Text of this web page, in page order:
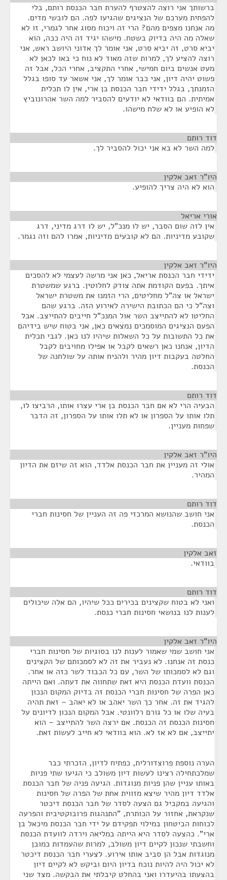
ברשותך אני רוצה להצטרף להערת חבר הכנסת רותם, בלי
להפחית מערכם של הנציגים שהגיעו לפה. הם לובשי מדים.
מה אנחנו מצפים מהם? הרי זה ויכוח מסוג אחר לגמרי, זו לא
שאלה מה היה בדיוק בשטח. מישהו יגיד זה היה ככה, הוא
יביא סרט, זה יביא סרט, אני אומר לך אדוני היושב ראש, אני
רוצה להציע לך, למרות שזה מאוד לא נוח כי באו לכאן לא
מעט אנשים ביום חמישי, אחרי התקציב, אחרי הכל, אבל זה
פשוט יהיה דיון, אני כבר אומר לך, אני אשאר עד סופו בגלל
הזמנתך, בגלל ידידי חבר הכנסת בן ארי, אין לו תכלית
אמיתית. הם בוודאי לא יודעים להסביר למה השר אהרונוביץ
לא הופיע או לא שלח מישהו.
דוד רותם
למה השר לא בא אני יכול להסביר לך.
היו"ר זאב אלקין
הוא לא היה צריך להופיע.
אורי אריאל
אין לזה שום הסבר, יש לו מנכ"ל, יש לו דרג מדיני, דרג
שקובע מדיניות. הם לא קובעים מדיניות, אמרו להם וזה נגמר.
היו"ר זאב אלקין
ידידי חבר הכנסת אריאל, כאן אני מרשה לעצמי לא להסכים
איתך. בפעם הקודמת אתה צודק לחלוטין. ברגע שמשטרת
ישראל או צה"ל מחליטים, הרי הזמנו את משטרת ישראל
וצה"ל כי הם הכתובת הישירה לאירוע הזה. ברגע שהם
החליטו לא להתייצב השר אול המנכ"ל חייבים להתייצב. אבל
הפעם הנציגים המוסמכים נמצאים כאן, אני בטוח שיש בידיהם
את כל התשובות על כל השאלות שיהיו לנו כאן. לגבי תכלית
הדיון, אנחנו כאן רשאים לקבל או אפילו מחויבים לקבל
החלטה בעקבות דיון מהיר ולהניח אותה על שולחנה של
הכנסת.
דוד רותם
הבעיה הרי לא אם חבר הכנסת בן ארי עצרו אותו, הרביצו לו,
תלו אותו על הספרון או לא תלו אותו על הספרון, זה הדבר
שפחות מעניין.
היו"ר זאב אלקין
אולי זה מעניין את חבר הכנסת אלדד, הוא זה שיזם את הדיון
המהיר.
דוד רותם
אני חושב שהנושא המרכזי פה זה העניין של חסינות חברי
הכנסת.
זאב אלקין
בוודאי.
דוד רותם
ואני לא בטוח שקצינים בכירים ככל שיהיו, הם אלה שיכולים
לענות לנו בנושאי חסינות חברי כנסת.
היו"ר זאב אלקין
אני חושב שמי שאמור לענות לנו בסוגיות של חסינות חברי
כנסת זה אנחנו. לא נעביר את זה לא לסמכותם של הקצינים
וגם לא לסמכותו של השר, עם כל הכבוד לשר כזה או אחר.
הכנסת וועדת הכנסת היא זאת שתחווה את דעתה. ואם הייתה
כאן הפרה של חסינות חברי הכנסת זה בדיוק המקום הנכון
להגיד את זה. אחר כך השר יאהב או לא יאהב – זאת תהיה
בעיה שלו או כל גורם רלוונטי. אבל המקום הנכון לדיונים על
חסינות הכנסת זה הכנסת. אם ירצה השר להתייצב – הוא
יתייצב, אם לא אז לא. הוא בוודאי לא חייב לעשות זאת.
הערה נוספת פרוצדורלית, כפתיח לדיון, הזכרתי כבר
שמלכתחילה רצינו לעשות דיון משולב כי הגיעו שתי פניות
באותו עניין שהן פניות מנוגדות. הגיעה פניה של חבר הכנסת
אלדד דיון מהיר שיצא מזווית אחת של הפרה של חסינות
והגיעה במקביל גם הצעה לסדר של חבר הכנסת דיכטר
שנקראת, אחזור על הכותרת, "התנהגות פרובוקטיבית והפרעה
לכוחות הביטחון במילוי תפקידם על ידי חבר הכנסת מיכאל בן
ארי". כהצעה לסדר היא הייתה במליאה וירדה לוועדת הכנסת
וחשבתי שנכון לקיים דיון משולב, למרות שהעמדות כמובן
מנוגדות אבל הן סביב אותו אירוע. לצערי חבר הכנסת דיכטר
לא יכול היה להיות נוכח בדיון היום וביקש לא לקיים דיון
בהצעתו בהיעדרו ואני בהחלט קיבלתי את הבקשה. מצד שני